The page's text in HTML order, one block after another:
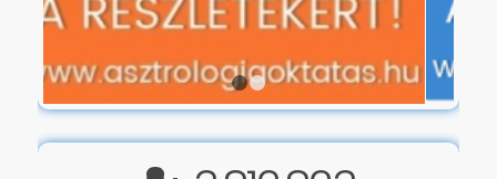
1 2
3.812.823
EDDIGI LÁTOGATÓINK SZÁMA